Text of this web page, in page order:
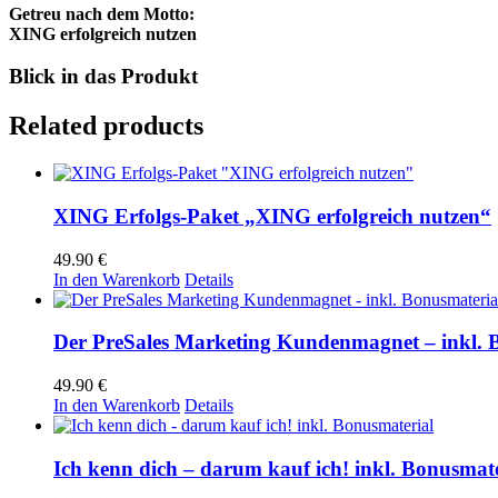
Getreu nach dem Motto:
XING erfolgreich nutzen
Blick in das Produkt
Related products
XING Erfolgs-Paket „XING erfolgreich nutzen“
49.90 €
In den Warenkorb Details
Der PreSales Marketing Kundenmagnet – inkl.
49.90 €
In den Warenkorb Details
Ich kenn dich – darum kauf ich! inkl.